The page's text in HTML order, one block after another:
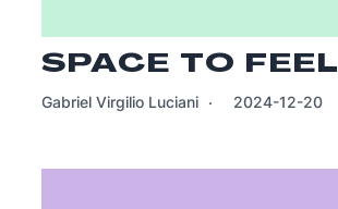
SPACE TO FEEL
Gabriel Virgilio Luciani 2024-12-20